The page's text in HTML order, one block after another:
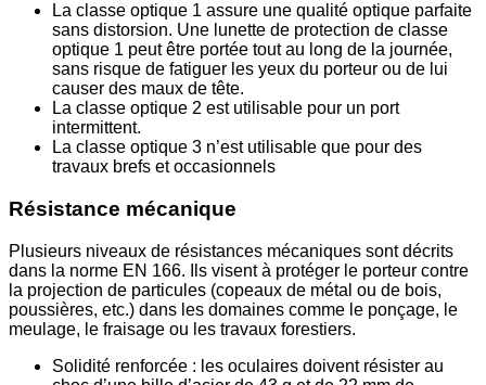
La classe optique 1 assure une qualité optique parfaite
sans distorsion. Une lunette de protection de classe
optique 1 peut être portée tout au long de la journée,
sans risque de fatiguer les yeux du porteur ou de lui
causer des maux de tête.
La classe optique 2 est utilisable pour un port
intermittent.
La classe optique 3 n’est utilisable que pour des
travaux brefs et occasionnels
Résistance mécanique
Plusieurs niveaux de résistances mécaniques sont décrits
dans la norme EN 166. Ils visent à protéger le porteur contre
la projection de particules (copeaux de métal ou de bois,
poussières, etc.) dans les domaines comme le ponçage, le
meulage, le fraisage ou les travaux forestiers.
Solidité renforcée : les oculaires doivent résister au